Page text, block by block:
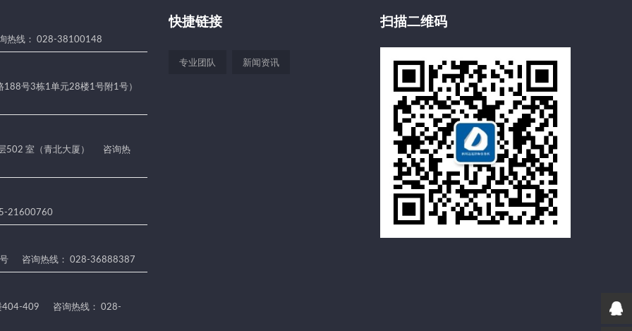
热线： 028-38100148
188号3栋1单元28楼1号附1号）
502 室（青北大厦） 咨询热
21600760
咨询热线： 028-36888387
404-409 咨询热线： 028-
快捷链接
专业团队 新闻资讯
扫描二维码